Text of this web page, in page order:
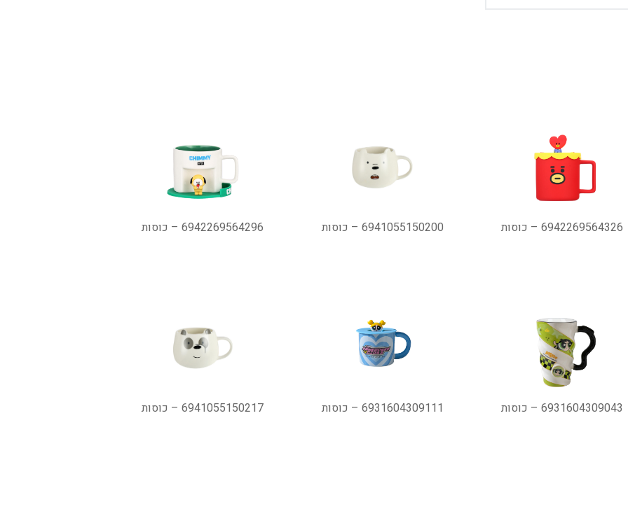
6942269564326 – כוסות 6941055150200 – כוסות 6942269564296 – כוסות
6931604309043 – כוסות 6931604309111 – כוסות 6941055150217 – כוסות